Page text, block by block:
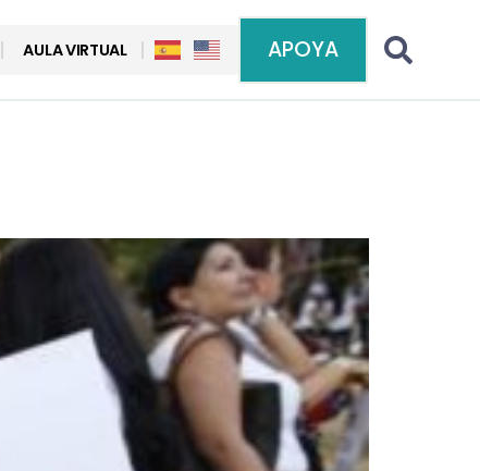
AULA VIRTUAL APOYA